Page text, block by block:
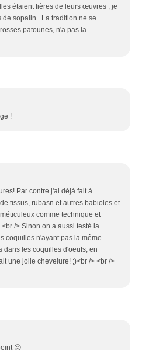
étaient fières de leurs œuvres , je
sopalin . La tradition ne se
patounes, n'a pas la
!
Par contre j'ai déjà fait à
tissus, rubasn et autres babioles et
comme technique et
/> Sinon on a aussi testé la
coquilles n'ayant pas la même
dans les coquilles d'oeufs, en
une jolie chevelure! ;)<br /> <br />
😕